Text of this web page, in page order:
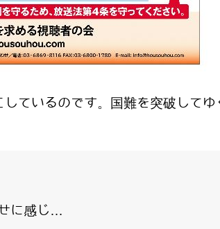
ているのです。国難を突破してゆ
に感じ…